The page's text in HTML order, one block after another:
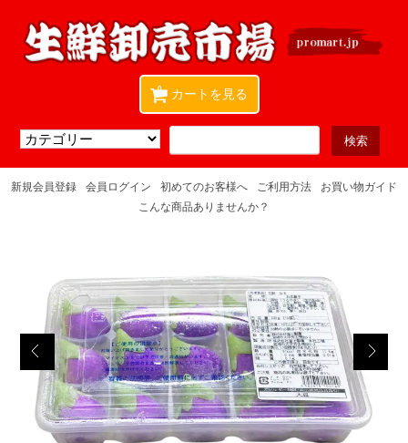
カートを見る
0
新規会員登録 会員ログイン 初めてのお客様へ ご利用方法
お買い物ガイド
こんな商品ありませんか？